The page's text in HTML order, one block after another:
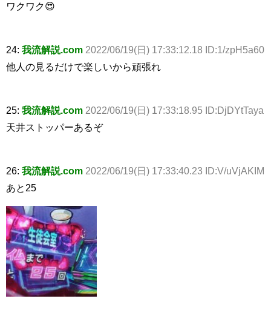
ワクワク😍
24: 我流解説.com 2022/06/19(日) 17:33:12.18 ID:1/zpH5a60
他人の見るだけで楽しいから頑張れ
25: 我流解説.com 2022/06/19(日) 17:33:18.95 ID:DjDYtTaya
天井ストッパーあるぞ
26: 我流解説.com 2022/06/19(日) 17:33:40.23 ID:V/uVjAKIM
あと25